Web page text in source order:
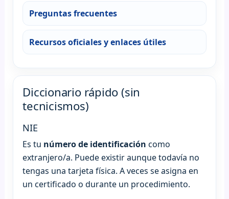
Preguntas frecuentes
Recursos oficiales y enlaces útiles
Diccionario rápido (sin
tecnicismos)
NIE
Es tu número de identificación como
extranjero/a. Puede existir aunque todavía no
tengas una tarjeta física. A veces se asigna en
un certificado o durante un procedimiento.